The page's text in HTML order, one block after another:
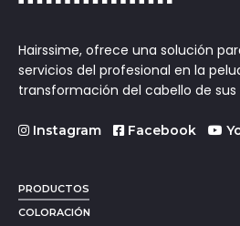
Hairssime, ofrece una solución
servicios del profesional en la
transformación del cabello de sus
Instagram Facebook
PRODUCTOS
COLORACIÓN